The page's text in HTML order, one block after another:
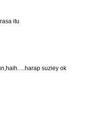
itu
suziey ok